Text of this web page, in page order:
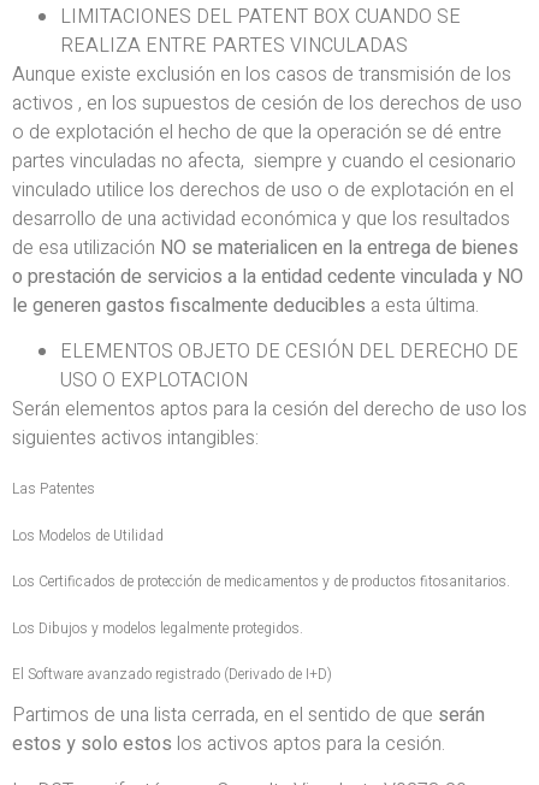
LIMITACIONES DEL PATENT BOX CUANDO SE
REALIZA ENTRE PARTES VINCULADAS
Aunque existe exclusión en los casos de transmisión de los
activos , en los supuestos de cesión de los derechos de uso
o de explotación el hecho de que la operación se dé entre
partes vinculadas no afecta, siempre y cuando el cesionario
vinculado utilice los derechos de uso o de explotación en el
desarrollo de una actividad económica y que los resultados
de esa utilización NO se materialicen en la entrega de bienes
o prestación de servicios a la entidad cedente vinculada y NO
le generen gastos fiscalmente deducibles a esta última.
ELEMENTOS OBJETO DE CESIÓN DEL DERECHO DE
USO O EXPLOTACION
Serán elementos aptos para la cesión del derecho de uso los
siguientes activos intangibles:
Las Patentes
Los Modelos de Utilidad
Los Certificados de protección de medicamentos y de productos fitosanitarios.
Los Dibujos y modelos legalmente protegidos.
El Software avanzado registrado (Derivado de I+D)
Partimos de una lista cerrada, en el sentido de que serán
estos y solo estos los activos aptos para la cesión.